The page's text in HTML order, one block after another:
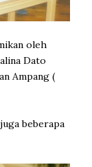
oleh
Dato
Ampang (
beberapa